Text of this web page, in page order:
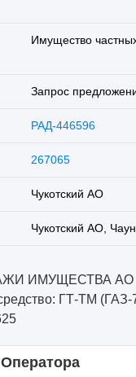
Имущество
Запрос
РАД-446596
267065
Чукотский АО
Чукотский АО,
ИМУЩЕСТВА АО
ГТ-ТМ (ГАЗ-